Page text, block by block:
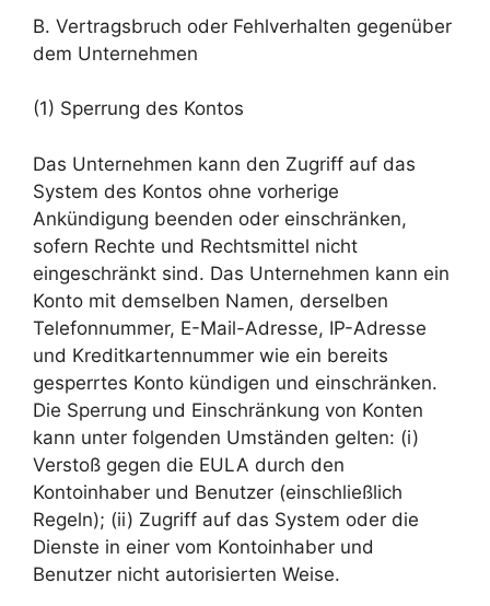
B. Vertragsbruch oder Fehlverhalten gegenüber
dem Unternehmen
(1) Sperrung des Kontos
Das Unternehmen kann den Zugriff auf das
System des Kontos ohne vorherige
Ankündigung beenden oder einschränken,
sofern Rechte und Rechtsmittel nicht
eingeschränkt sind. Das Unternehmen kann ein
Konto mit demselben Namen, derselben
Telefonnummer, E-Mail-Adresse, IP-Adresse
und Kreditkartennummer wie ein bereits
gesperrtes Konto kündigen und einschränken.
Die Sperrung und Einschränkung von Konten
kann unter folgenden Umständen gelten: (i)
Verstoß gegen die EULA durch den
Kontoinhaber und Benutzer (einschließlich
Regeln); (ii) Zugriff auf das System oder die
Dienste in einer vom Kontoinhaber und
Benutzer nicht autorisierten Weise.